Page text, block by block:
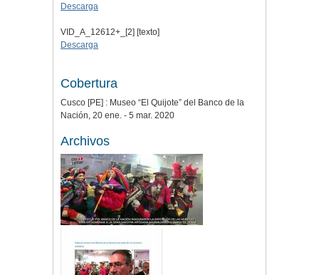
Descarga
VID_A_12612+_[2] [texto]
Descarga
Cobertura
Cusco [PE] : Museo “El Quijote” del Banco de la
Nación, 20 ene. - 5 mar. 2020
Archivos